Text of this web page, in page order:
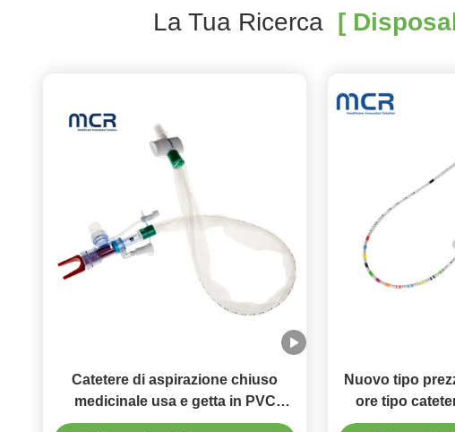
La Tua Ricerca [
Catetere di aspirazione chiuso
medicinale usa e getta in PVC
approvato FDA ISO
Nuovo tipo
ore tipo
chiuso